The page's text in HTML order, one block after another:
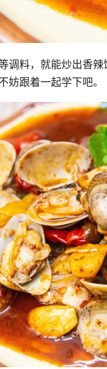
调料，就能炒出香
妨跟着一起学下吧。